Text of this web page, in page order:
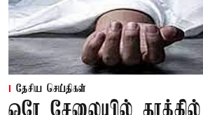
தேசிய செய்திகள்